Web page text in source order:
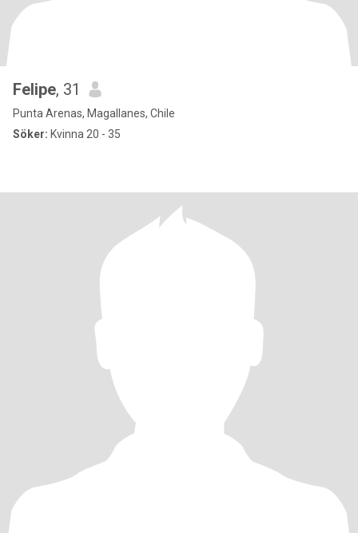
Felipe, 31
Punta Arenas, Magallanes, Chile
Söker: Kvinna 20 - 35